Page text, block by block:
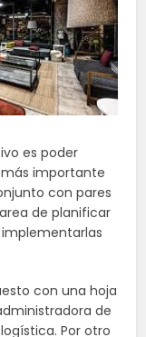
es poder
importante
con pares
de planificar
con una hoja
de
Por otro